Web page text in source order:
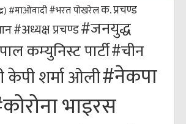
#माओवादी#भरत पोखरेलक. प्रचण्ड
#अध्यक्ष प्रचण्ड#जनयुद्ध
कम्युनिस्ट पार्टी#चीन
केपी शर्मा ओली#नेकपा
भाइरस